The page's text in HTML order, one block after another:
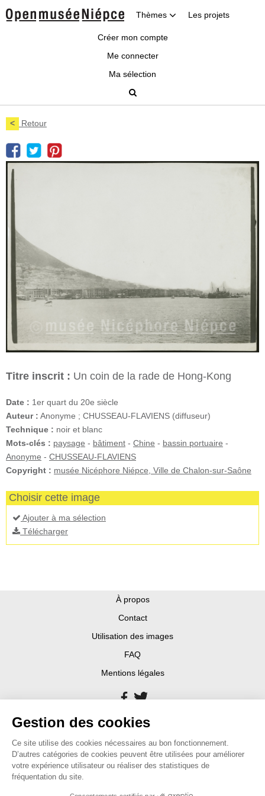
Thèmes Les projets
Créer mon compte
Me connecter
Ma sélection
< Retour
Titre inscrit : Un coin de la rade de Hong-Kong
Date : 1er quart du 20e siècle
Auteur : Anonyme ; CHUSSEAU-FLAVIENS (diffuseur)
Technique : noir et blanc
Mots-clés : paysage - bâtiment - Chine - bassin portuaire -
Anonyme - CHUSSEAU-FLAVIENS
Copyright : musée Nicéphore Niépce, Ville de Chalon-sur-Saône
Choisir cette image
Ajouter à ma sélection
Télécharger
À propos
Contact
Utilisation des images
FAQ
Mentions légales
Gestion des cookies
Ce site utilise des cookies nécessaires au bon fonctionnement.
D’autres catégories de cookies peuvent être utilisées pour améliorer
votre expérience utilisateur ou réaliser des statistiques de
fréquentation du site.